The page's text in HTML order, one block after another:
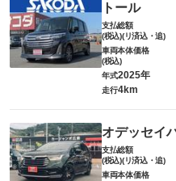
トール
支払総額
(税込)(リ済込・追)
車両本体価格
(税込)
年式2025年
走行4km
オデッセイ
支払総額
(税込)(リ済込・追)
車両本体価格